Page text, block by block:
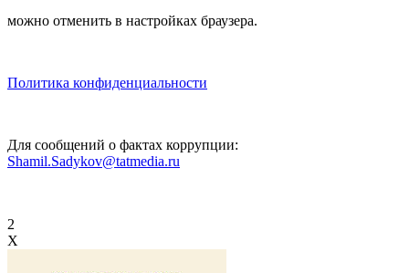
можно отменить в настройках браузера.
Политика конфиденциальности
Для сообщений о фактах коррупции:
Shamil.Sadykov@tatmedia.ru
2
X